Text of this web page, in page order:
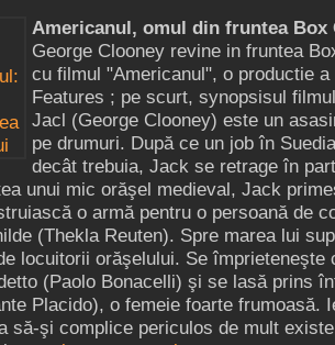
Americanul, omul din fruntea Box
George Clooney revine in fruntea
cu filmul "Americanul", o productie
Features ; pe scurt, synopsisul
Jacl (George Clooney) este un
pe drumuri. După ce un job în
decât trebuia, Jack se retrage în
unui mic orăşel medieval, Jack
o armă pentru o persoană de
(Thekla Reuten). Spre marea lui
locuitorii orăşelului. Se împrieteneşte
(Paolo Bonacelli) şi se lasă prins
Placido), o femeie foarte frumoasă.
să-şi complice periculos de mult